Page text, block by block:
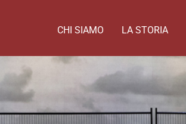
CHI SIAMO LA STORIA